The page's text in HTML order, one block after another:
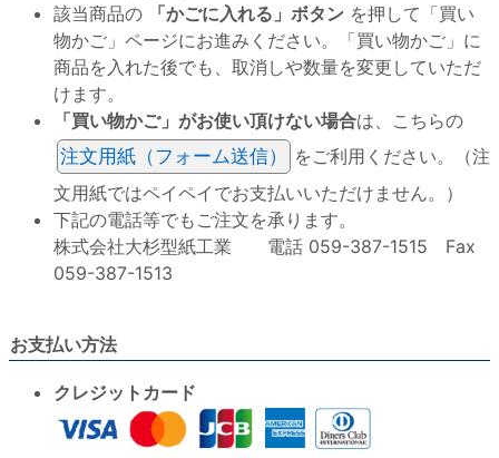
該当商品の
「かごに入れる」ボタン を押して「買い
物かご」ページにお進みください。「買い物かご」に
商品を入れた後でも、取消しや数量を変更していただ
けます。
「買い物かご」がお使い頂けない場合は、こちらの
注文用紙（フォーム送信）
をご利用ください。（注
文用紙ではペイペイでお支払いいただけません。）
下記の電話等でもご注文を承ります。
株式会社大杉型紙工業 電話 059-387-1515 Fax
059-387-1513
お支払い方法
クレジットカード